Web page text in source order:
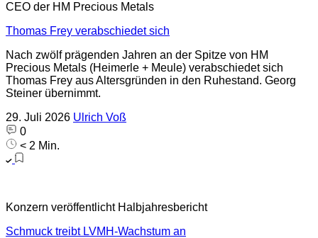
CEO der HM Precious Metals
Thomas Frey verabschiedet sich
Nach zwölf prägenden Jahren an der Spitze von HM
Precious Metals (Heimerle + Meule) verabschiedet sich
Thomas Frey aus Altersgründen in den Ruhestand. Georg
Steiner übernimmt.
29. Juli 2026 Ulrich Voß
0
< 2 Min.
Konzern veröffentlicht Halbjahresbericht
Schmuck treibt LVMH-Wachstum an